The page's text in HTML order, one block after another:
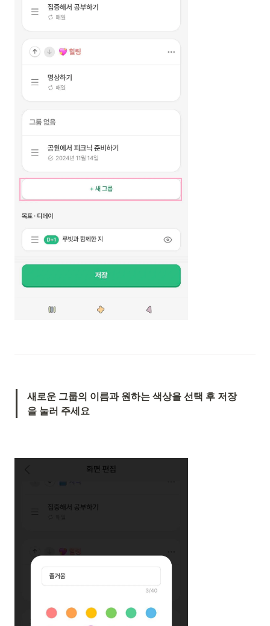
새로운 그룹의 이름과 원하는 색상을 선택 후 저장
을 눌러 주세요